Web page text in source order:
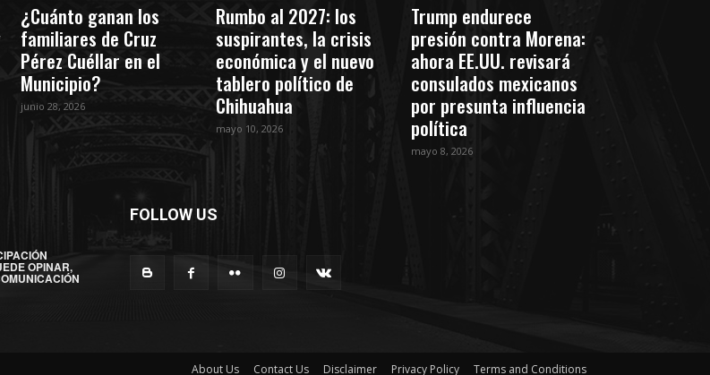
¿Cuánto ganan los
familiares de Cruz
Pérez Cuéllar en el
Municipio?
junio 28, 2026
Rumbo al 2027: los
suspirantes, la crisis
económica y el nuevo
tablero político de
Chihuahua
mayo 10, 2026
Trump endurece
presión contra Morena:
ahora EE.UU. revisará
consulados mexicanos
por presunta influencia
política
mayo 8, 2026
OPINAR,
FOLLOW US
About Us Contact Us Disclaimer Privacy Policy Terms and Conditions